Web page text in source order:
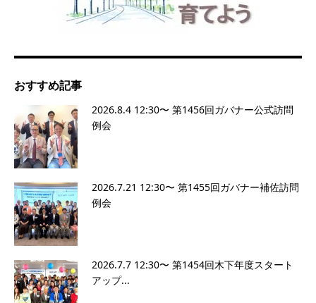
おすすめ記事
2026.8.4 12:30〜 第1456回ガバナー公式訪問
例会
2026.7.21 12:30〜 第1455回ガバナー補佐訪問
例会
2026.7.7 12:30〜 第1454回木下年度スタート
アップ...